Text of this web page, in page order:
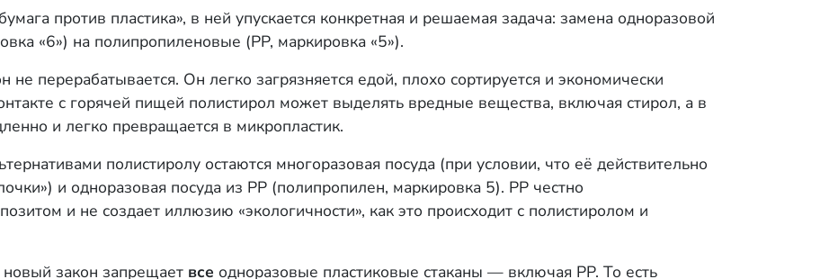
против пластика», в ней упускается конкретная и решаемая задача: замена одноразовой
«6») на полипропиленовые (PP, маркировка «5»).
перерабатывается. Он легко загрязняется едой, плохо сортируется и экономически
с горячей пищей полистирол может выделять вредные вещества, включая стирол, а в
и легко превращается в микропластик.
полистиролу остаются многоразовая посуда (при условии, что её действительно
и одноразовая посуда из PP (полипропилен, маркировка 5). PP честно
и не создает иллюзию «экологичности», как это происходит с полистиролом и
закон запрещает все одноразовые пластиковые стаканы — включая PP. То есть